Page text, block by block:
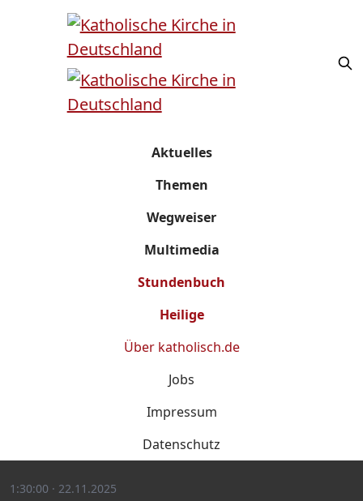
Aktuelles
Themen
Wegweiser
Multimedia
Stundenbuch
Heilige
Über katholisch.de
Jobs
Impressum
Datenschutz
1:30:00 · 22.11.2025